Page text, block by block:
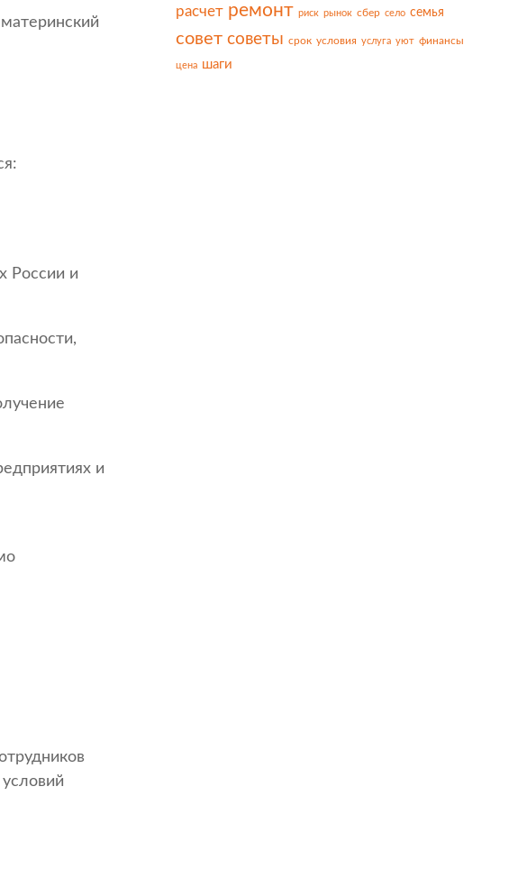
России и
и
расчет ремонт риск рынок сбер село семья
совет советы срок условия услуга уют финансы
цена шаги